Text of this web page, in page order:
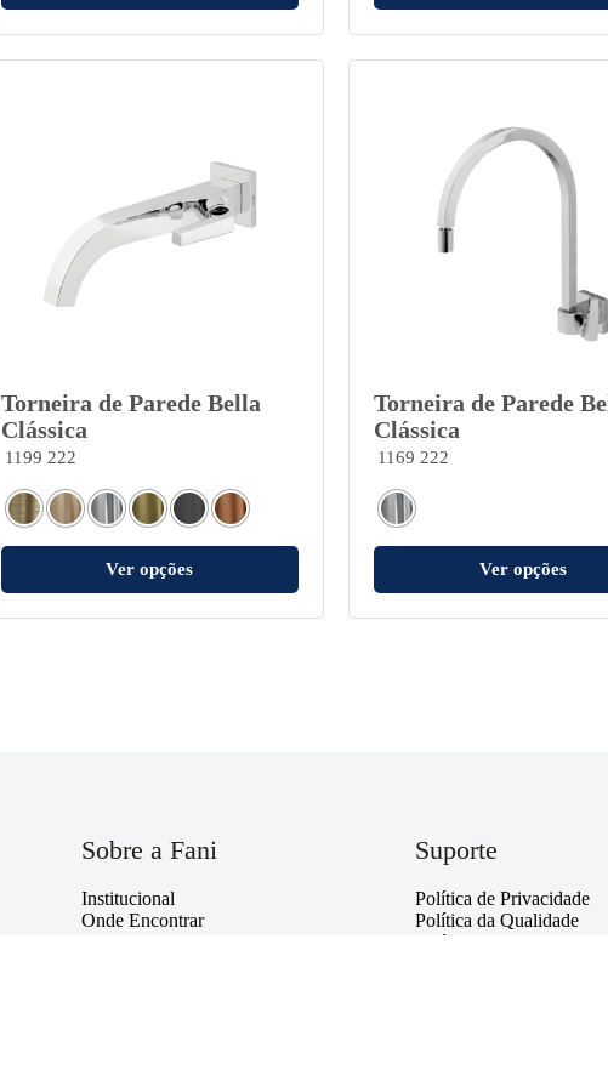
Torneira de Parede Bella
Clássica
1199 222
Ver opções
Torneira de Parede
Clássica
1169 222
Ver opções
Sobre a Fani
Institucional
Onde Encontrar
Suporte
Política de Privacidade
Política da Qualidade
Política Institucional